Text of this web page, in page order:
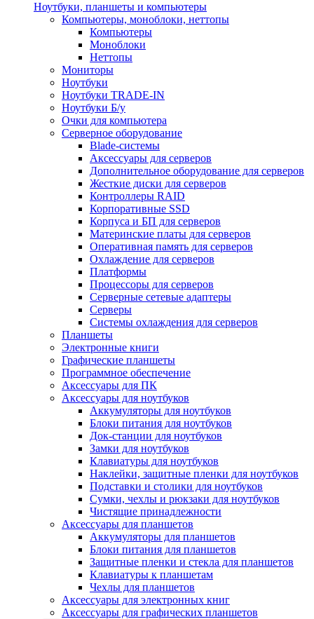
Ноутбуки, планшеты и компьютеры
Компьютеры, моноблоки, неттопы
Компьютеры
Моноблоки
Неттопы
Мониторы
Ноутбуки
Ноутбуки TRADE-IN
Ноутбуки Б/у
Очки для компьютера
Серверное оборудование
Blade-системы
Аксессуары для серверов
Дополнительное оборудование для серверов
Жесткие диски для серверов
Контроллеры RAID
Корпоративные SSD
Корпуса и БП для серверов
Материнские платы для серверов
Оперативная память для серверов
Охлаждение для серверов
Платформы
Процессоры для серверов
Серверные сетевые адаптеры
Серверы
Системы охлаждения для серверов
Планшеты
Электронные книги
Графические планшеты
Программное обеспечение
Аксессуары для ПК
Аксессуары для ноутбуков
Аккумуляторы для ноутбуков
Блоки питания для ноутбуков
Док-станции для ноутбуков
Замки для ноутбуков
Клавиатуры для ноутбуков
Наклейки, защитные пленки для ноутбуков
Подставки и столики для ноутбуков
Сумки, чехлы и рюкзаки для ноутбуков
Чистящие принадлежности
Аксессуары для планшетов
Аккумуляторы для планшетов
Блоки питания для планшетов
Защитные пленки и стекла для планшетов
Клавиатуры к планшетам
Чехлы для планшетов
Аксессуары для электронных книг
Аксессуары для графических планшетов